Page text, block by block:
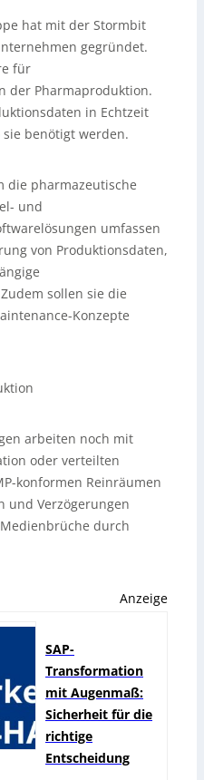
hat mit der Stormbit
gegründet.
für
der Pharmaproduktion.
in Echtzeit
benötigt werden.
die pharmazeutische
und
umfassen
von Produktionsdaten,
sollen sie die
Konzepte
arbeiten noch mit
oder verteilten
konformen Reinräumen
und Verzögerungen
durch
Anzeige
SAP-
Transformation
mit Augenmaß:
Sicherheit für die
richtige
Entscheidung